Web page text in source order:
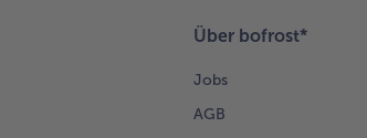
Über bofrost*
Jobs
AGB